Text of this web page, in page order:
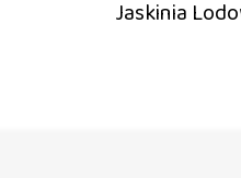
Jaskinia